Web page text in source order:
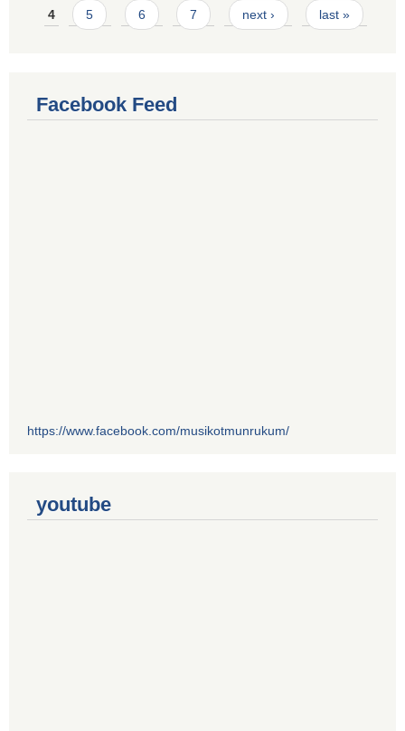
4 5 6 7 next › last »
Facebook Feed
https://www.facebook.com/musikotmunrukum/
youtube